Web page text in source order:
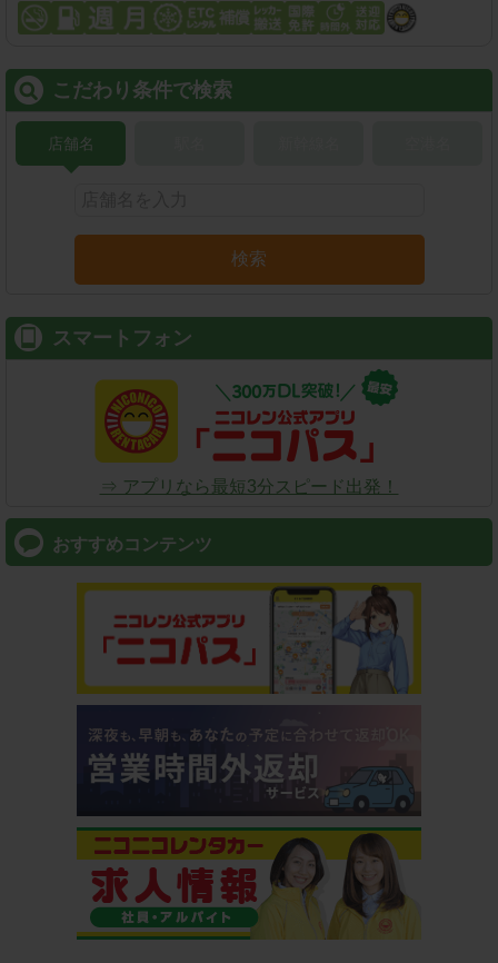
こだわり条件で検索
店舗名
検索
スマートフォン
⇒ アプリなら最短3分スピード出発！
おすすめコンテンツ